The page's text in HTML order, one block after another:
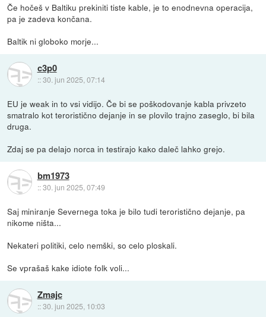
Če hočeš v Baltiku prekiniti tiste kable, je to enodnevna operacija,
pa je zadeva končana.
Baltik ni globoko morje...
c3p0
::30. jun 2025, 07:14
EU je weak in to vsi vidijo. Če bi se poškodovanje kabla privzeto
smatralo kot teroristično dejanje in se plovilo trajno zaseglo, bi bila
druga.
Zdaj se pa delajo norca in testirajo kako daleč lahko grejo.
bm1973
::30. jun 2025, 07:49
Saj miniranje Severnega toka je bilo tudi teroristično dejanje, pa
nikome ništa...
Nekateri politiki, celo nemški, so celo ploskali.
Se vprašaš kake idiote folk voli...
Zmajc
::30. jun 2025, 10:03